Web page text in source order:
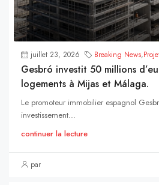
juillet 23, 2026 Breaking News,
Gesbró investit 50 millions
logements à Mijas et Málaga.
Le promoteur immobilier espagnol
investissement...
continuer la lecture
par